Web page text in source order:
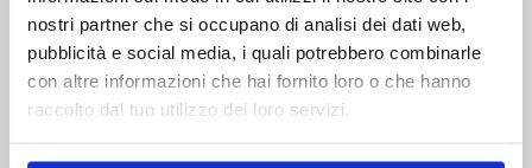
nostri partner che si occupano di analisi dei dati web,
pubblicità e social media, i quali potrebbero combinarle
con altre informazioni che hai fornito loro o che hanno
raccolto dal tuo utilizzo dei loro servizi.
Un altro aspetto da valutare con attenzione è
quello della qualità del software. Certo, è un